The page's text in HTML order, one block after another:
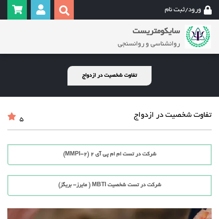
ورود/ثبت نام
سایکومتریست
روانشناسی و روانسنجی
تفاوت شخصیت در ازدواج
تفاوت شخصیت در ازدواج 5
شرکت در تست ام ام پی آی 2 (MMPI-2)
شرکت در تست شخصیت MBTI ( مایرز- بریگز)